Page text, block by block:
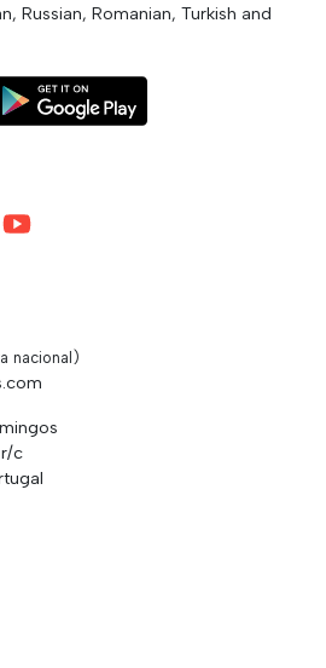
Russian, Romanian, Turkish and
nacional)
c